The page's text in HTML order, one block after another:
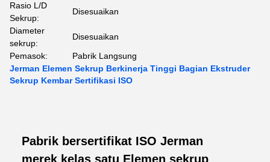
Rasio L/D
Sekrup:
Disesuaikan
Diameter
sekrup:
Disesuaikan
Pemasok:
Pabrik Langsung
Jerman Elemen Sekrup Berkinerja Tinggi Bagian Ekstruder
Sekrup Kembar Sertifikasi ISO
Pabrik bersertifikat ISO Jerman
merek kelas satu Elemen sekrup